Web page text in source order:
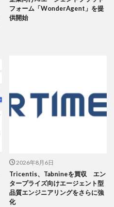
フォーム「WonderAgent」を提
供開始
2026年8月6日
Tricentis、Tabnineを買収 エン
タープライズ向けエージェント型
品質エンジニアリングをさらに強
化